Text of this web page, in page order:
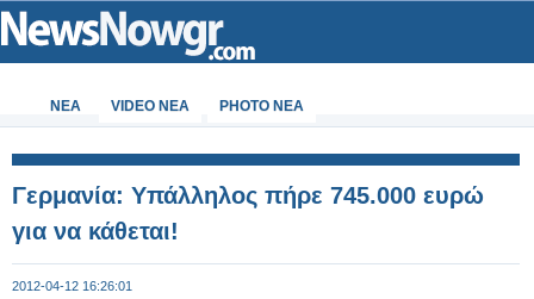
ΝΕΑ VIDEO NEA PHOTO NEA
Γερμανία: Υπάλληλος πήρε 745.000 ευρώ
για να κάθεται!
2012-04-12 16:26:01